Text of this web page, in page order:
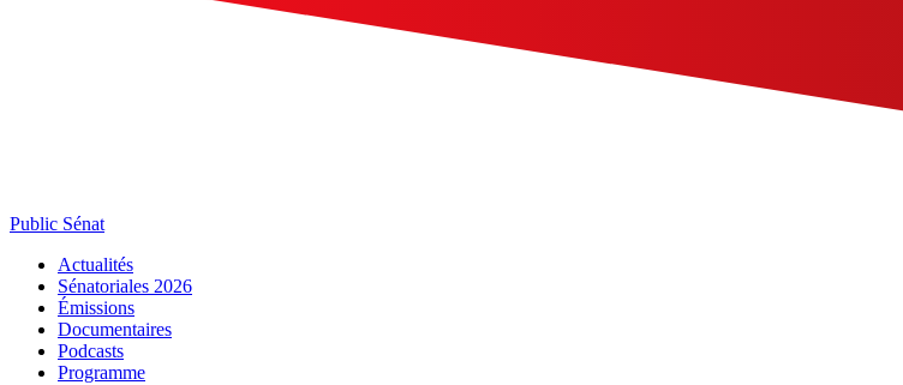
Public Sénat
Actualités
Sénatoriales 2026
Émissions
Documentaires
Podcasts
Programme